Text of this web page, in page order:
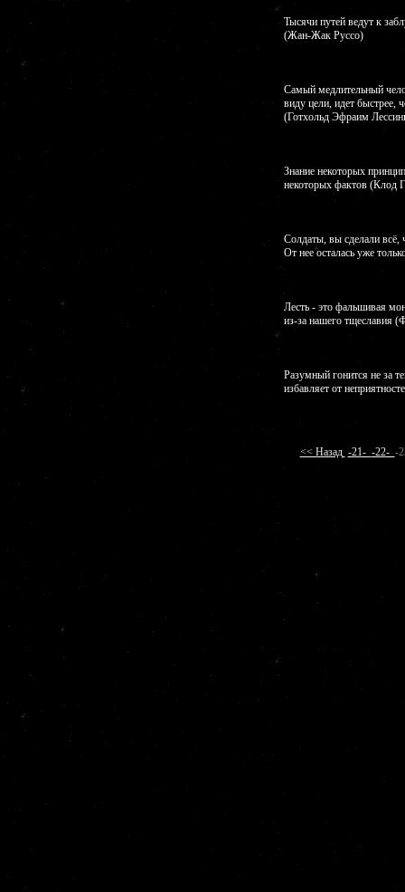
Тысячи путей ведут к
(Жан-Жак Руссо)
Самый медлительный
виду цели, идет быстрее,
(Готхольд Эфраим
Знание некоторых
некоторых фактов (Клод
Солдаты, вы сделали всё,
От нее осталась уже
Лесть - это фальшивая
из-за нашего тщеславия
Разумный гонится не за
избавляет от
<< Назад -21- -22- -